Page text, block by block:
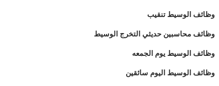
وظائف الوسيط تنقيب
وظائف محاسبين حديثي التخرج الوسيط
وظائف الوسيط يوم الجمعه
وظائف الوسيط اليوم سائقين